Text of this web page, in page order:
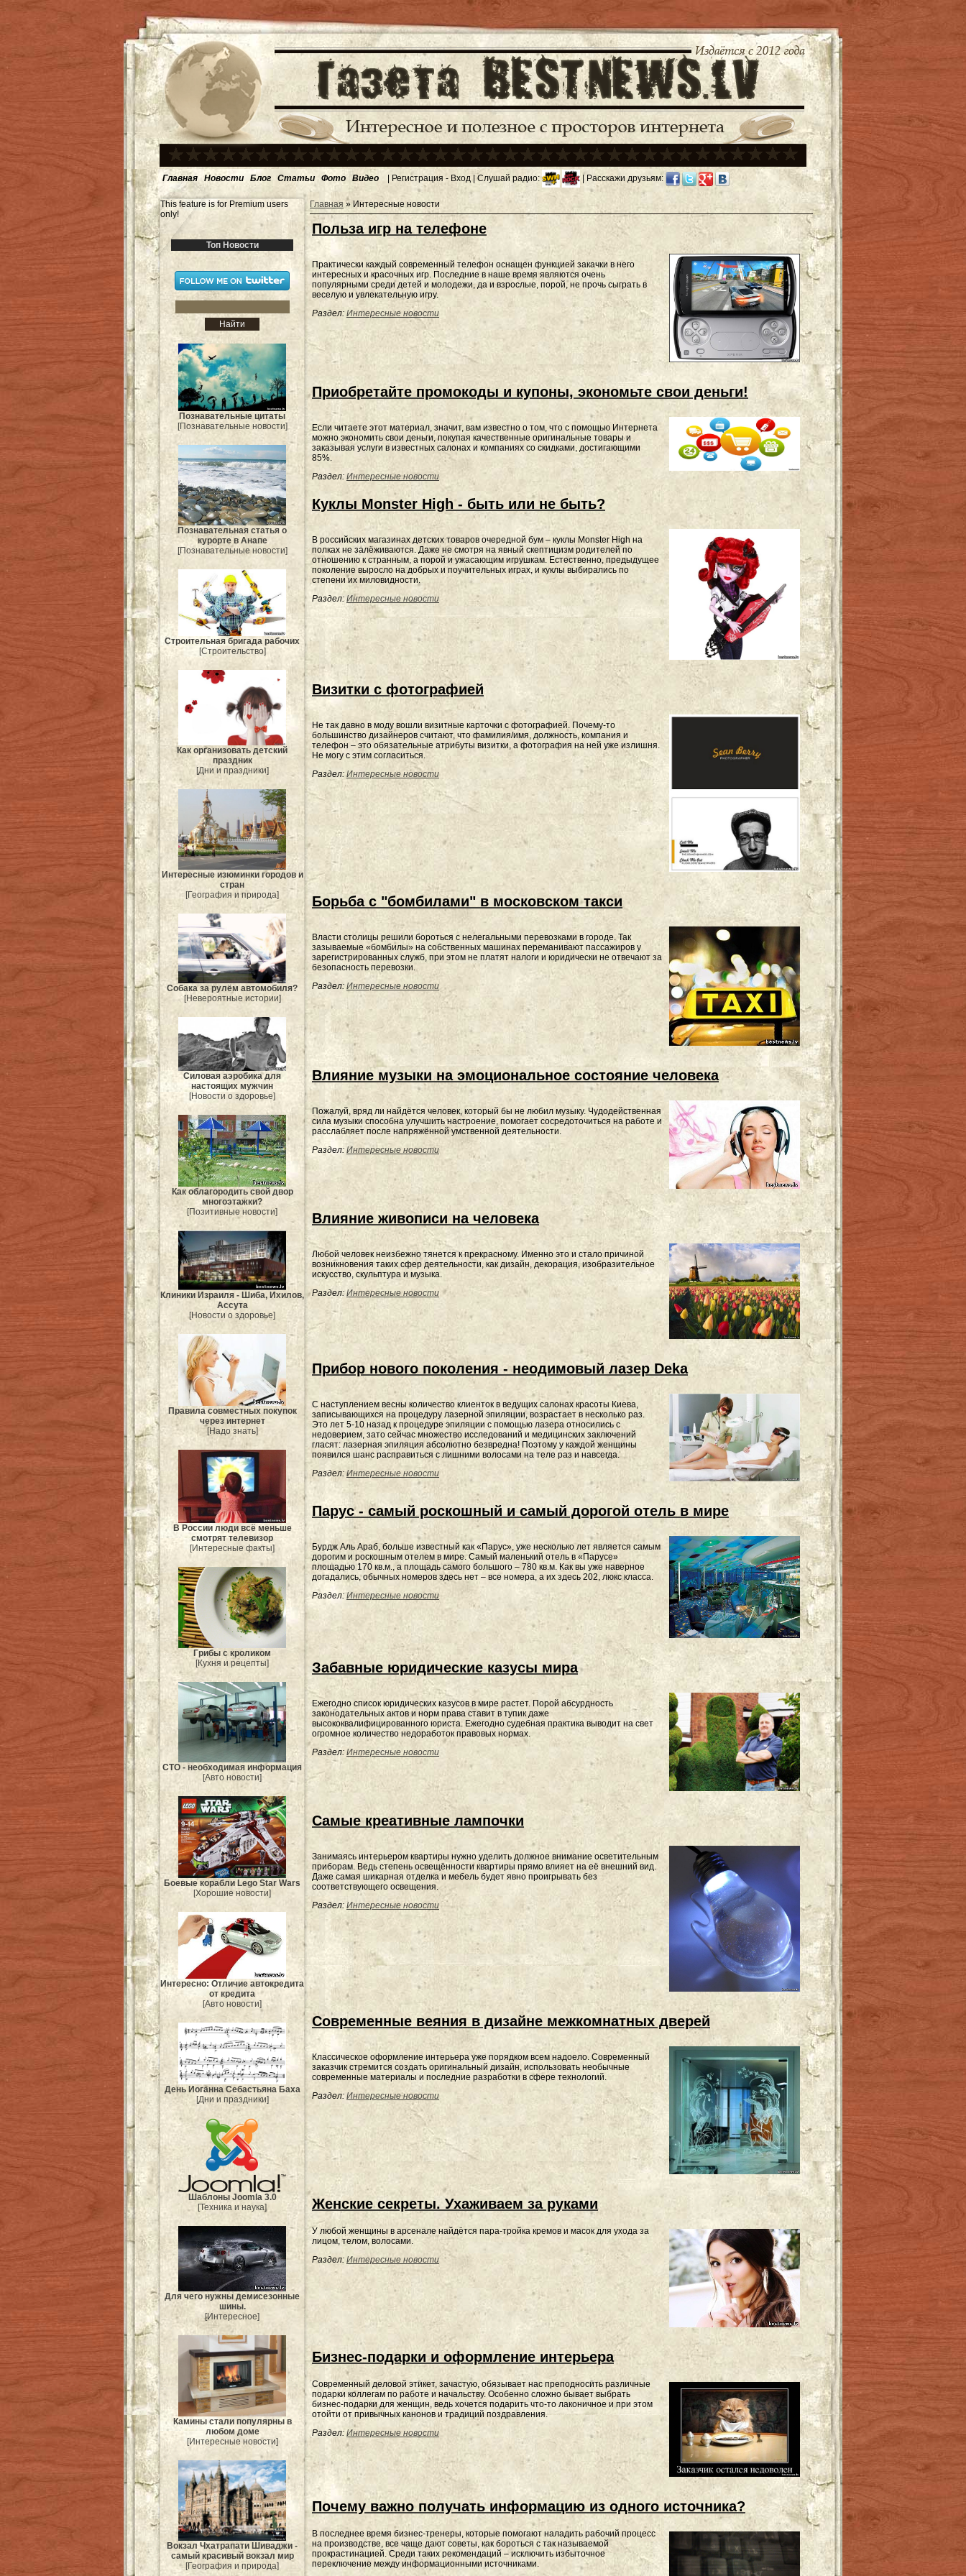
Главная Новости Блог Статьи Фото Видео | Регистрация - Вход | Слушай радио: | Расскажи друзьям:
This feature is for Premium users
only!
Топ Новости
Познавательные цитаты
[Познавательные новости]
Познавательная статья о
курорте в Анапе
[Познавательные новости]
Строительная бригада рабочих
[Строительство]
Как организовать детский
праздник
[Дни и праздники]
Интересные изюминки городов и
стран
[География и природа]
Собака за рулём автомобиля?
[Невероятные истории]
Силовая аэробика для
настоящих мужчин
[Новости о здоровье]
Как облагородить свой двор
многоэтажки?
[Позитивные новости]
Клиники Израиля - Шиба, Ихилов,
Ассута
[Новости о здоровье]
Правила совместных покупок
через интернет
[Надо знать]
В России люди всё меньше
смотрят телевизор
[Интересные факты]
Грибы с кроликом
[Кухня и рецепты]
СТО - необходимая информация
[Авто новости]
Боевые корабли Lego Star Wars
[Хорошие новости]
Интересно: Отличие автокредита
от кредита
[Авто новости]
День Иоганна Себастьяна Баха
[Дни и праздники]
Шаблоны Joomla 3.0
[Техника и наука]
Для чего нужны демисезонные
шины.
[Интересное]
Камины стали популярны в
любом доме
[Интересные новости]
Вокзал Чхатрапати Шиваджи -
самый красивый вокзал мир
[География и природа]
Главная » Интересные новости
Польза игр на телефоне
Практически каждый современный телефон оснащен функцией закачки в него
интересных и красочных игр. Последние в наше время являются очень
популярными среди детей и молодежи, да и взрослые, порой, не прочь сыграть в
веселую и увлекательную игру.
Раздел: Интересные новости
Приобретайте промокоды и купоны, экономьте свои деньги!
Если читаете этот материал, значит, вам известно о том, что с помощью Интернета
можно экономить свои деньги, покупая качественные оригинальные товары и
заказывая услуги в известных салонах и компаниях со скидками, достигающими
85%.
Раздел: Интересные новости
Куклы Monster High - быть или не быть?
В российских магазинах детских товаров очередной бум – куклы Monster High на
полках не залёживаются. Даже не смотря на явный скептицизм родителей по
отношению к странным, а порой и ужасающим игрушкам. Естественно, предыдущее
поколение выросло на добрых и поучительных играх, и куклы выбирались по
степени их миловидности.
Раздел: Интересные новости
Визитки с фотографией
Не так давно в моду вошли визитные карточки с фотографией. Почему-то
большинство дизайнеров считают, что фамилия/имя, должность, компания и
телефон – это обязательные атрибуты визитки, а фотография на ней уже излишня.
Не могу с этим согласиться.
Раздел: Интересные новости
Борьба с "бомбилами" в московском такси
Власти столицы решили бороться с нелегальными перевозками в городе. Так
зазываемые «бомбилы» на собственных машинах переманивают пассажиров у
зарегистрированных служб, при этом не платят налоги и юридически не отвечают за
безопасность перевозки.
Раздел: Интересные новости
Влияние музыки на эмоциональное состояние человека
Пожалуй, вряд ли найдётся человек, который бы не любил музыку. Чудодейственная
сила музыки способна улучшить настроение, помогает сосредоточиться на работе и
расслабляет после напряжённой умственной деятельности.
Раздел: Интересные новости
Влияние живописи на человека
Любой человек неизбежно тянется к прекрасному. Именно это и стало причиной
возникновения таких сфер деятельности, как дизайн, декорация, изобразительное
искусство, скульптура и музыка.
Раздел: Интересные новости
Прибор нового поколения - неодимовый лазер Deka
С наступлением весны количество клиенток в ведущих салонах красоты Киева,
записывающихся на процедуру лазерной эпиляции, возрастает в несколько раз.
Это лет 5-10 назад к процедуре эпиляции с помощью лазера относились с
недоверием, зато сейчас множество исследований и медицинских заключений
гласят: лазерная эпиляция абсолютно безвредна! Поэтому у каждой женщины
появился шанс расправиться с лишними волосами на теле раз и навсегда.
Раздел: Интересные новости
Парус - самый роскошный и самый дорогой отель в мире
Бурдж Аль Араб, больше известный как «Парус», уже несколько лет является самым
дорогим и роскошным отелем в мире. Самый маленький отель в «Парусе»
площадью 170 кв.м., а площадь самого большого – 780 кв.м. Как вы уже наверное
догадались, обычных номеров здесь нет – все номера, а их здесь 202, люкс класса.
Раздел: Интересные новости
Забавные юридические казусы мира
Ежегодно список юридических казусов в мире растет. Порой абсурдность
законодательных актов и норм права ставит в тупик даже
высококвалифицированного юриста. Ежегодно судебная практика выводит на свет
огромное количество недоработок правовых нормах.
Раздел: Интересные новости
Самые креативные лампочки
Занимаясь интерьером квартиры нужно уделить должное внимание осветительным
приборам. Ведь степень освещённости квартиры прямо влияет на её внешний вид.
Даже самая шикарная отделка и мебель будет явно проигрывать без
соответствующего освещения.
Раздел: Интересные новости
Современные веяния в дизайне межкомнатных дверей
Классическое оформление интерьера уже порядком всем надоело. Современный
заказчик стремится создать оригинальный дизайн, использовать необычные
современные материалы и последние разработки в сфере технологий.
Раздел: Интересные новости
Женские секреты. Ухаживаем за руками
У любой женщины в арсенале найдётся пара-тройка кремов и масок для ухода за
лицом, телом, волосами.
Раздел: Интересные новости
Бизнес-подарки и оформление интерьера
Современный деловой этикет, зачастую, обязывает нас преподносить различные
подарки коллегам по работе и начальству. Особенно сложно бывает выбрать
бизнес-подарки для женщин, ведь хочется подарить что-то лаконичное и при этом
отойти от привычных канонов и традиций поздравления.
Раздел: Интересные новости
Почему важно получать информацию из одного источника?
В последнее время бизнес-тренеры, которые помогают наладить рабочий процесс
на производстве, все чаще дают советы, как бороться с так называемой
прокрастинацией. Среди таких рекомендаций – исключить избыточное
переключение между информационными источниками.